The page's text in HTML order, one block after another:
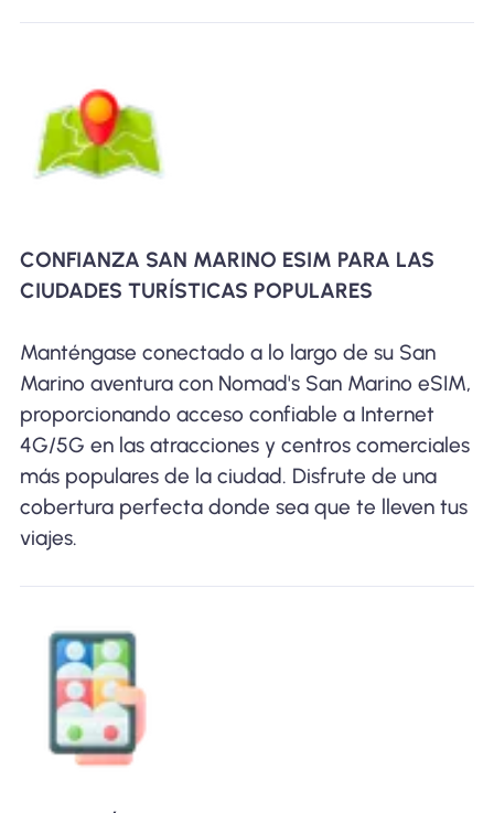
CONFIANZA SAN MARINO ESIM PARA LAS
CIUDADES TURÍSTICAS POPULARES
Manténgase conectado a lo largo de su San
Marino aventura con Nomad's San Marino eSIM,
proporcionando acceso confiable a Internet
4G/5G en las atracciones y centros comerciales
más populares de la ciudad. Disfrute de una
cobertura perfecta donde sea que te lleven tus
viajes.